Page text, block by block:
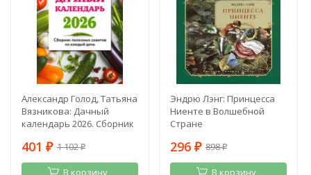
Александр Голод, Татьяна
Вязникова: Дачный
календарь 2026. Сборник
каждый день
401 ₽ 1 102₽
В корзину
Эндрю Лэнг: Принцесса
Ниенте в Волшебной
Стране
296 ₽ 898₽
В корзину